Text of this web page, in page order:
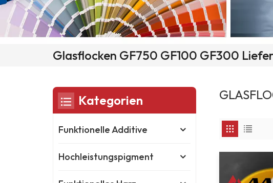
Glasflocken GF750 GF100 GF300
Kategorien
Funktionelle Additive
Hochleistungspigment